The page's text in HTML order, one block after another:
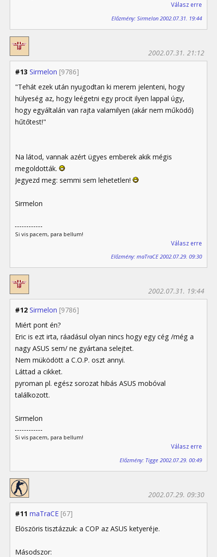
Válasz erre
Előzmény: Sirmelon 2002.07.31. 19:44
#13 Sirmelon [9786]
2002.07.31. 21:12
"Tehát ezek után nyugodtan ki merem jelenteni, hogy
hülyeség az, hogy leégetni egy procit ilyen lappal úgy,
hogy egyáltalán van rajta valamilyen (akár nem működő)
hűtőtest!"
Na látod, vannak azért ügyes emberek akik mégis
megoldották.
Jegyezd meg: semmi sem lehetetlen!
Sirmelon
Si vis pacem, para bellum!
Válasz erre
Előzmény: maTraCE 2002.07.29. 09:30
#12 Sirmelon [9786]
2002.07.31. 19:44
Miért pont én?
Eric is ezt irta, ráadásul olyan nincs hogy egy cég /még a
nagy ASUS sem/ ne gyártana selejtet.
Nem müködött a C.O.P. oszt annyi.
Láttad a cikket.
pyroman pl. egész sorozat hibás ASUS mobóval
találkozott.
Sirmelon
Si vis pacem, para bellum!
Válasz erre
Előzmény: Tigge 2002.07.29. 00:49
#11 maTraCE [67]
2002.07.29. 09:30
Elöszöris tisztázzuk: a COP az ASUS ketyeréje.
Másodszor: